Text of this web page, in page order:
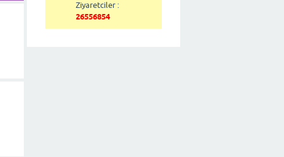
Ziyaretciler :
26556854